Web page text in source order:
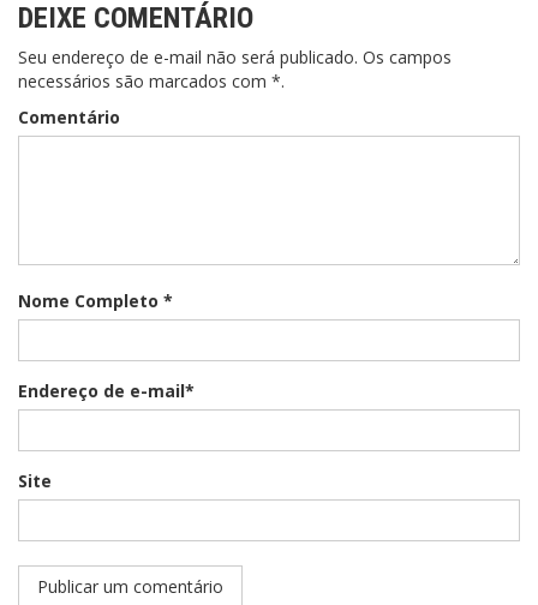
DEIXE COMENTÁRIO
Seu endereço de e-mail não será publicado. Os campos
necessários são marcados com *.
Comentário
Nome Completo *
Endereço de e-mail*
Site